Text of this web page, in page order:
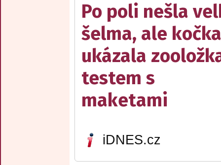
Po poli nešla
šelma, ale
ukázala
testem s
maketami
iDNES.cz